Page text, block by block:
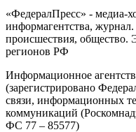
«ФедералПресс» - медиа-
информагентства,
происшествия, общество.
регионов РФ
Информационное
(зарегистрировано
связи, информационных
коммуникаций
ФС 77 – 85577)